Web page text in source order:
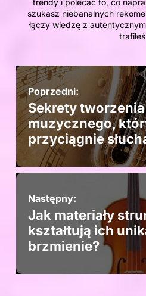
trendy i polecać to, co
szukasz niebanalnych
łączy wiedzę z
Poprzedni:
Sekrety tworzenia
muzycznego,
przyciągnie
Następny:
Jak materiały
kształtują ich
brzmienie?